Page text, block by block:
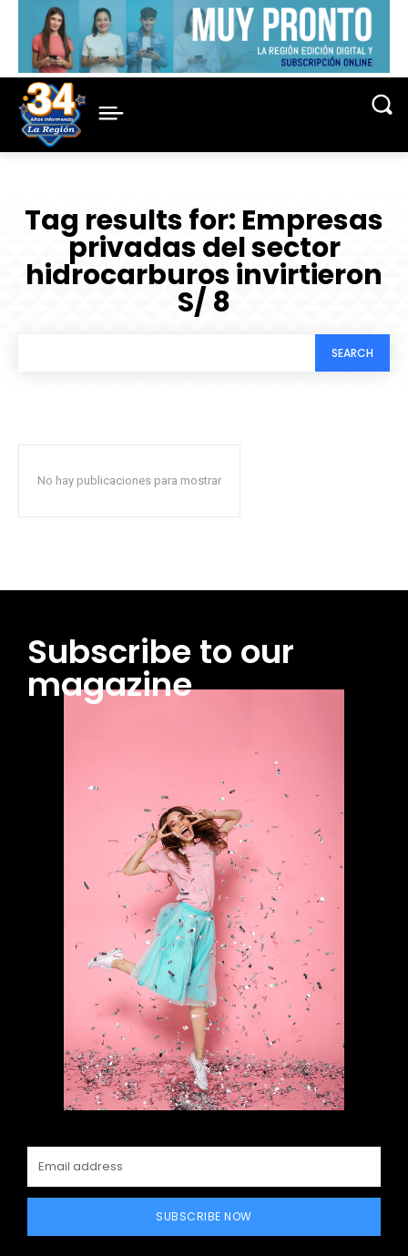
Tag results for: Empresas
privadas del sector
hidrocarburos invirtieron
S/ 8
SEARCH
No hay publicaciones para mostrar
Subscribe to our
magazine
SUBSCRIBE NOW